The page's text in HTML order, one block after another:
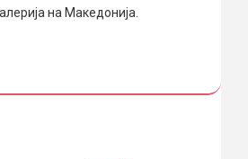
на Македонија.